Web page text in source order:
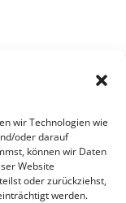
wir Technologien wie
oder darauf
können wir Daten
Website
oder zurückziehst,
werden.
Oase-Gottesdienst